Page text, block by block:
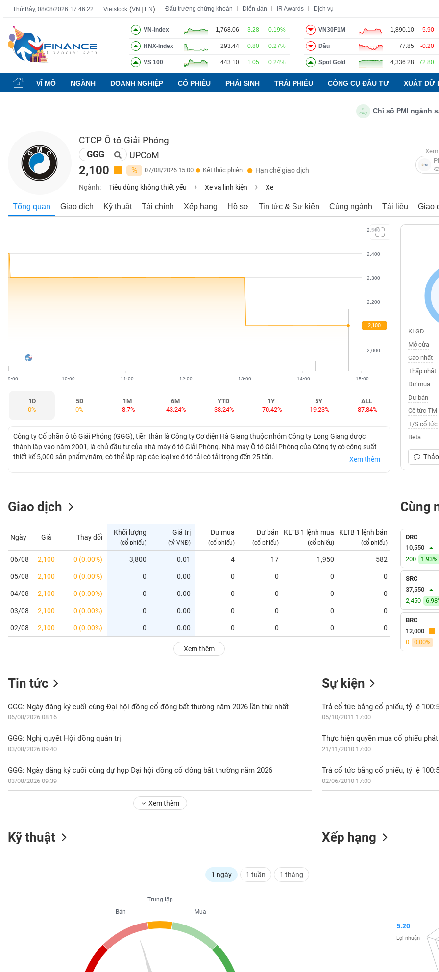
Thứ Bảy, 08/08/2026 17:46:23 Vietstock (VN EN) Đấu trường chứng khoán Diễn đàn IR Awards Dịch vụ
VN-Index 1,768.06 3.28 0.19%
HNX-Index 293.44 0.80 0.27%
VS 100 443.10 1.05 0.24%
VN30F1M 1,890.10 -5.90
Dầu 77.85 -0.20
Spot Gold 4,336.28 72.80
VĨ MÔ NGÀNH DOANH NGHIỆP CỔ PHIẾU PHÁI SINH TRÁI PHIẾU CÔNG CỤ ĐẦU TƯ XUẤT DỮ
Chỉ số PMI ngành sản
CTCP Ô tô Giải Phóng
GGG UPCoM
2,100 % 07/08/2026 15:00 Kết thúc phiên Hạn chế giao dịch
Ngành: Tiêu dùng không thiết yếu Xe và linh kiện Xe
Tổng quan Giao dịch Kỹ thuật Tài chính Xếp hạng Hồ sơ Tin tức & Sự kiện Cùng ngành Tài liệu Giao
2,100
2,000
2,200
2,300
2,400
2,500
9:00 10:00 11:00 12:00 13:00 14:00 15:00
2,100
2,100
1D
0%
5D
0%
1M
-8.7%
6M
-43.24%
YTD
-38.24%
1Y
-70.42%
5Y
-19.23%
ALL
-87.84%
Công ty Cổ phần ô tô Giải Phóng (GGG), tiền thân là Công ty Cơ điện Hà Giang thuộc nhóm Công ty Long Giang được
thành lập vào năm 2001, là chủ đầu tư của nhà máy ô tô Giải Phóng. Nhà máy Ô tô Giải Phóng của Công ty có công suất
thiết kế 5,000 sản phẩm/năm, có thể lắp ráp các loại xe ô tô tải có tải trọng đến 25 tấn.
Xem thêm
KLGD
Mở cửa
Cao nhất
Thấp nhất
Dư mua
Dư bán
Cổ tức TM
T/S cổ tức
Beta
Giao dịch
Ngày Giá Thay đổi
Khối lượng
(cổ phiếu)
Giá trị
(tỷ VNĐ)
Dư mua
(cổ phiếu)
Dư bán
(cổ phiếu)
KLTB 1 lệnh mua
(cổ phiếu)
KLTB 1 lệnh bán
(cổ phiếu)
06/08 2,100 0 (0.00%) 3,800 0.01 4 17 1,950 582 0.00
05/08 2,100 0 (0.00%) 0 0.00 0 0 0 0
04/08 2,100 0 (0.00%) 0 0.00 0 0 0 0 0.00
03/08 2,100 0 (0.00%) 0 0.00 0 0 0 0 0.00
02/08 2,100 0 (0.00%) 0 0.00 0 0 0 0 0.00
Xem thêm
Cùng
DRC
10,550
200
1.93%
SRC
37,550
2,450
BRC
12,000
0
0.00%
Tin tức
GGG: Ngày đăng ký cuối cùng Đại hội đồng cổ đông bất thường năm 2026 lần thứ nhất
06/08/2026 08:16
GGG: Nghị quyết Hội đồng quản trị
03/08/2026 09:40
GGG: Ngày đăng ký cuối cùng dự họp Đại hội đồng cổ đông bất thường năm 2026
03/08/2026 09:39
Xem thêm
Sự kiện
Trả cổ tức bằng cổ phiếu, tỷ lệ 100:5
05/10/2011 17:00
Thực hiện quyền mua cổ phiếu
21/11/2010 17:00
Trả cổ tức bằng cổ phiếu, tỷ lệ 100:5
02/06/2010 17:00
Kỹ thuật
1 ngày 1 tuần 1 tháng
Trung lập
Mua
Bán
Xếp hạng
5.20
Lợi nhuận
Tất cả Tính năng Ngành Mã chứng khoán Lãnh đạo Báo cáo phân tích Thuật ngữ
Tính
năng
(-)
CHỨNG
KHOÁN
NGHIỆP
ĐỘNG
HÓA
GIỚI
CÁ
NHÂN
PHÂN
TÍCH
VIETSTOCKFINANCE
DOANH
NGHIỆP
CỔ
PHIẾU
SINH